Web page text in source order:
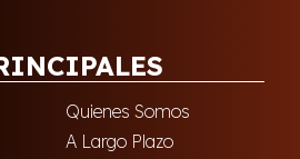
Quienes Somos
A Largo Plazo